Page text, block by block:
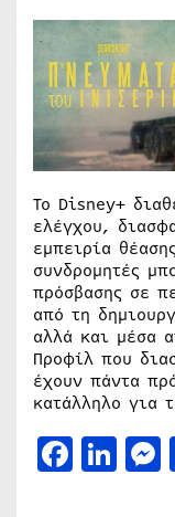
Το Disney+
ελέγχου,
εμπειρία
συνδρομητές
πρόσβασης σε
από τη
αλλά και μέσα
Προφίλ που
έχουν πάντα
κατάλληλο για